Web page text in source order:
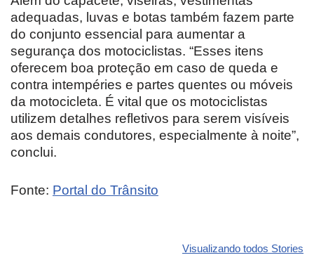
adequadas, luvas e botas também fazem parte
do conjunto essencial para aumentar a
segurança dos motociclistas. “Esses itens
oferecem boa proteção em caso de queda e
contra intempéries e partes quentes ou móveis
da motocicleta. É vital que os motociclistas
utilizem detalhes refletivos para serem visíveis
aos demais condutores, especialmente à noite”,
conclui.
Fonte: Portal do Trânsito
Visualizando todos Stories
Dodge pode ter
que